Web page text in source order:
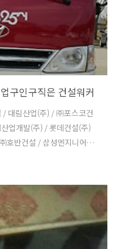
구인구직은 건설워커
대림산업(주) / ㈜포스코건
업개발(주) / 롯데건설(주)
호반건설 / 삼성엔지니어링
업(주) / ㈜한라 / 코오롱글
반도건설 / 아이에스동서
건설 / ㈜한진중공업 / 화
건설(주) / (주)동원개발 /
주) / ㈜서브원 / (주)..